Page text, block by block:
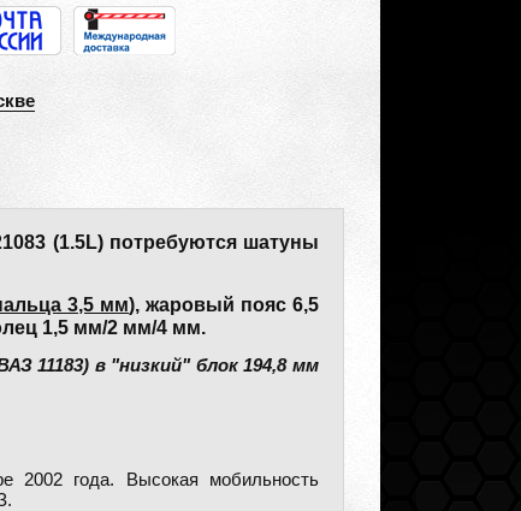
(1.5L) потребуются шатуны
3,5 мм), жаровый пояс 6,5
1,5 мм/2 мм/4 мм.
11183) в "низкий" блок 194,8 мм
2002 года. Высокая мобильность